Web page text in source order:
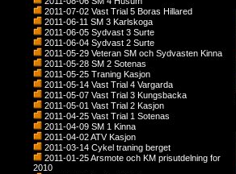
2011-07-02 Vast Trial 5 Boras Hillared
2011-06-11 SM 3 Karlskoga
2011-06-05 Sydvast 3 Surte
2011-06-04 Sydvast 2 Surte
2011-05-29 Veteran SM och Sydvasten Kinna
2011-05-28 SM 2 Sotenas
2011-05-25 Traning Kasjon
2011-05-14 Vast Trial 4 Vargarda
2011-05-07 Vast Trial 3 Kungsbacka
2011-05-01 Vast Trial 2 Kasjon
2011-04-25 Vast Trial 1 Sotenas
2011-04-09 SM 1 Kinna
2011-04-02 ATV Kasjon
2011-03-14 Cykel traning berget
2011-01-25 Arsmote och KM prisutdelning for
2010